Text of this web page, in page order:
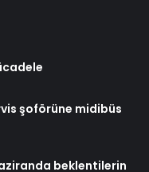
şoförüne midibüs
beklentilerin